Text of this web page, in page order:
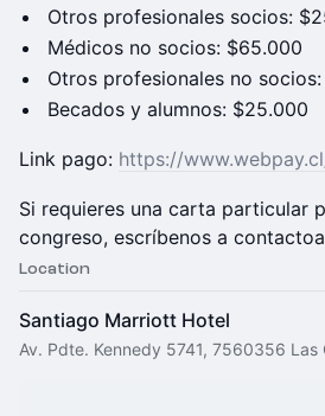
Otros profesionales socios:
Médicos no socios: $65.000
Otros profesionales no
Becados y alumnos: $25.000
Link pago: https://
Si requieres una carta particular
congreso, escríbenos a
Location
Santiago Marriott Hotel
Av. Pdte. Kennedy 5741, 7560356